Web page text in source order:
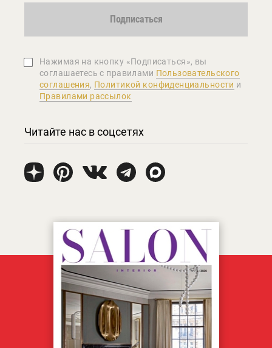
Подписаться
Нажимая на кнопку «Подписаться», вы
соглашаетеcь с правилами Пользовательского
соглашения, Политикой конфиденциальности и
Правилами рассылок
Читайте нас в соцсетях